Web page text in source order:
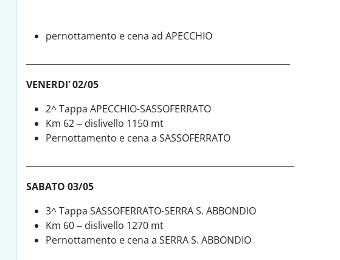
pernottamento e cena ad APECCHIO
VENERDI’ 02/05
2^ Tappa APECCHIO-SASSOFERRATO
Km 62 – dislivello 1150 mt
Pernottamento e cena a SASSOFERRATO
SABATO 03/05
3^ Tappa SASSOFERRATO-SERRA S. ABBONDIO
Km 60 – dislivello 1270 mt
Pernottamento e cena a SERRA S. ABBONDIO